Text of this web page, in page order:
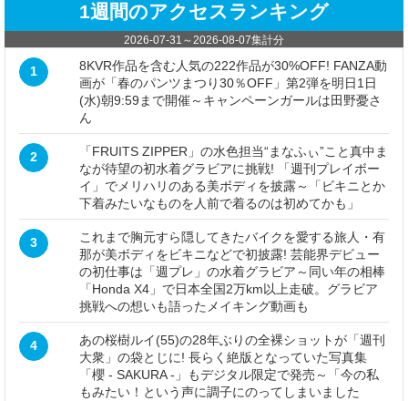
1週間のアクセスランキング
2026-07-31 ～2026-08-07集計分
1
8KVR作品を含む人気の222作品が30%OFF! FANZA動
画が「春のパンツまつり30％OFF」第2弾を明日1日
(水)朝9:59まで開催～キャンペーンガールは田野憂さ
ん
2
「FRUITS ZIPPER」の水色担当“まなふぃ”こと真中ま
なが待望の初水着グラビアに挑戦! 「週刊プレイボー
イ」でメリハリのある美ボディを披露～「ビキニとか
下着みたいなものを人前で着るのは初めてかも」
3
これまで胸元すら隠してきたバイクを愛する旅人・有
那が美ボディをビキニなどで初披露! 芸能界デビュー
の初仕事は「週プレ」の水着グラビア～同い年の相棒
「Honda X4」で日本全国2万km以上走破。グラビア
挑戦への想いも語ったメイキング動画も
4
あの桜樹ルイ(55)の28年ぶりの全裸ショットが「週刊
大衆」の袋とじに! 長らく絶版となっていた写真集
「櫻 - SAKURA -」もデジタル限定で発売～「今の私
もみたい！という声に調子にのってしまいました